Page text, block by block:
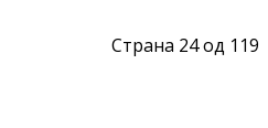
Страна 24 од 119